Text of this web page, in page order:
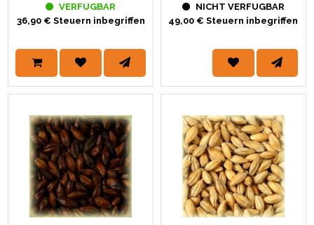
VERFUGBAR
36,90 € Steuern inbegriffen
NICHT VERFUGBAR
49,00 € Steuern inbegriffen